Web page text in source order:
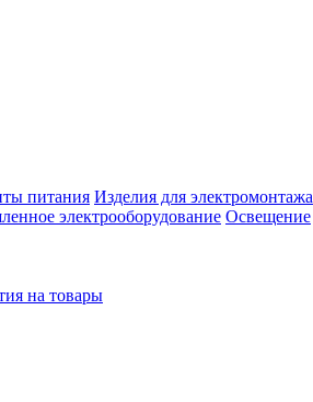
питания Изделия для электромонтажа
электрооборудование Освещение
на товары